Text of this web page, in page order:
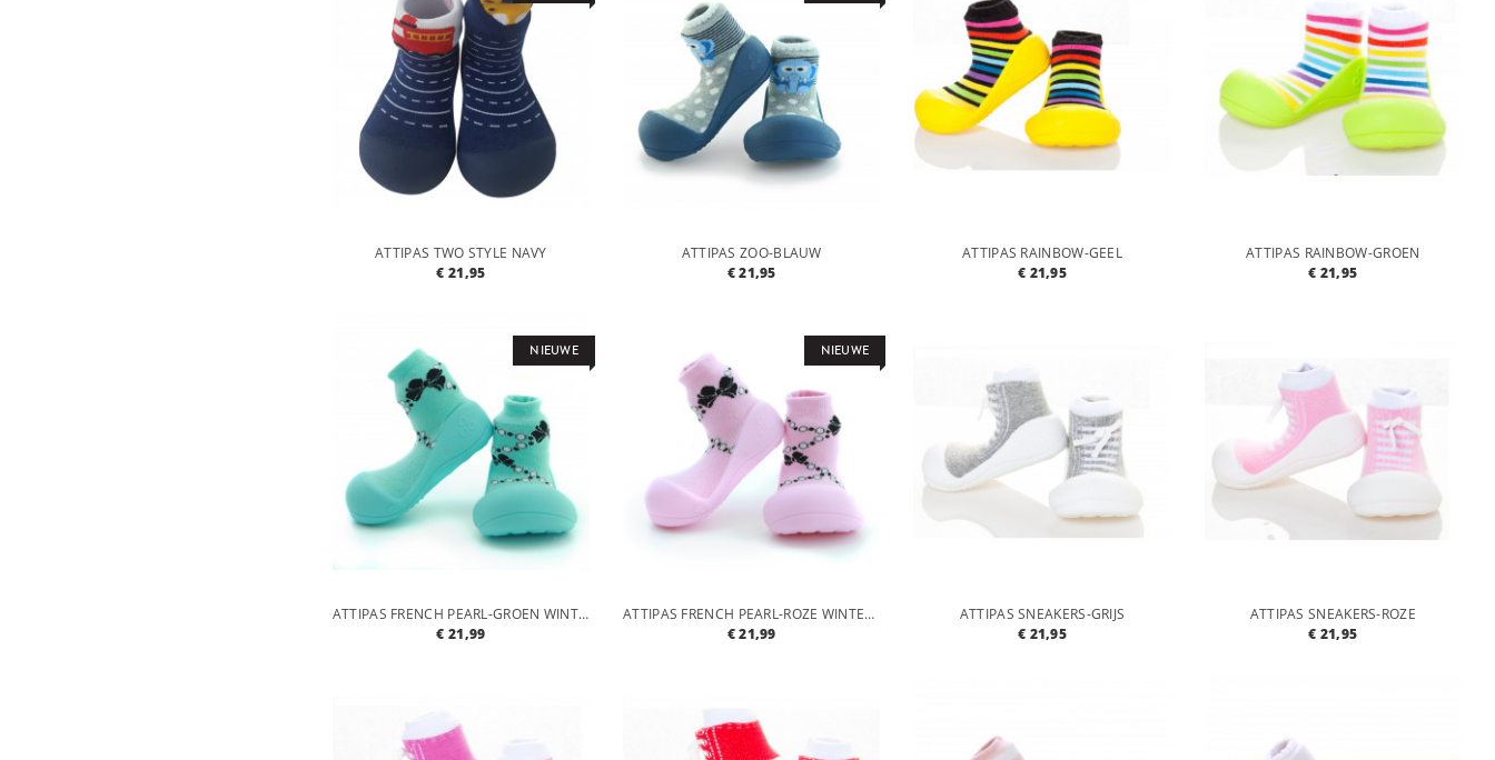
ATTIPAS TWO STYLE NAVY
€ 21,95
ATTIPAS ZOO-BLAUW
€ 21,95
ATTIPAS RAINBOW-GEEL
€ 21,95
ATTIPAS RAINBOW-GROEN
€ 21,95
NIEUWE
ATTIPAS FRENCH PEARL-GROEN WINTER COLLECTIE-THICK COLLECTION
€ 21,99
NIEUWE
ATTIPAS FRENCH PEARL-ROZE WINTER COLLECTIE-THICK COLLECTION
€ 21,99
ATTIPAS SNEAKERS-GRIJS
€ 21,95
ATTIPAS SNEAKERS-ROZE
€ 21,95